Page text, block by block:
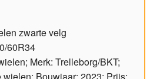
zwarte velg
60R34
Merk: Trelleborg/BKT;